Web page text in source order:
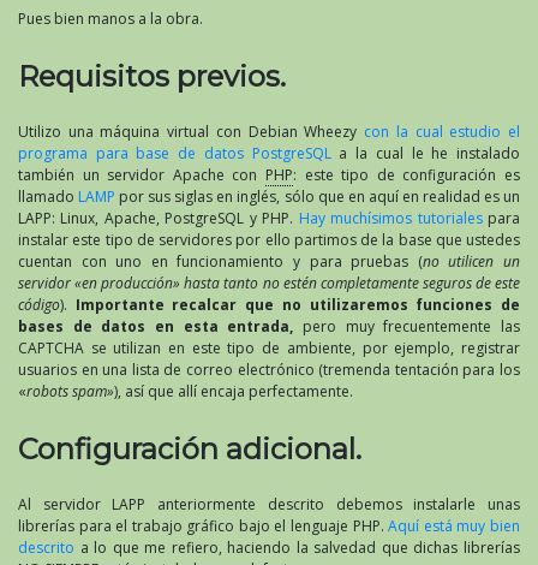
Pues bien manos a la obra.
Requisitos previos.
Utilizo una máquina virtual con Debian Wheezy con la cual estudio el
programa para base de datos PostgreSQLa la cual le he instalado
también un servidor Apache con PHP: este tipo de configuración es
llamado LAMP por sus siglas en inglés, sólo que en aquí en realidad es un
LAPP: Linux, Apache, PostgreSQL y PHP. Hay muchísimos tutorialespara
instalar este tipo de servidores por ello partimos de la base que ustedes
cuentan con uno en funcionamiento y para pruebas (no utilicen un
servidor «en producción» hasta tanto no estén completamente seguros de este
código). Importante recalcar que no utilizaremos funciones de
bases de datos en esta entrada, pero muy frecuentemente las
CAPTCHA se utilizan en este tipo de ambiente, por ejemplo, registrar
usuarios en una lista de correo electrónico (tremenda tentación para los
«robots spam»), así que allí encaja perfectamente.
Configuración adicional.
Al servidor LAPP anteriormente descrito debemos instalarle unas
librerías para el trabajo gráfico bajo el lenguaje PHP.Aquí está muy bien
descrito a lo que me refiero, haciendo la salvedad que dichas librerías